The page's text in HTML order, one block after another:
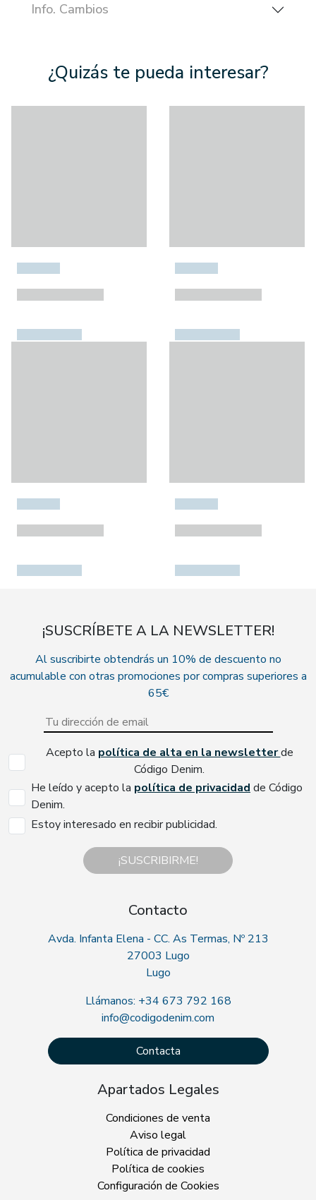
Info. Cambios
¿Quizás te pueda interesar?
¡SUSCRÍBETE A LA NEWSLETTER!
Al suscribirte obtendrás un 10% de descuento no
acumulable con otras promociones por compras superiores a
65€
Acepto la política de alta en la newsletterde
Código Denim.
He leído y acepto la política de privacidadde Código
Denim.
Estoy interesado en recibir publicidad.
¡SUSCRIBIRME!
Contacto
Avda. Infanta Elena - CC. As Termas, Nº 213
27003 Lugo
Lugo
Llámanos: +34 673 792 168
info@codigodenim.com
Contacta
Apartados Legales
Condiciones de venta
Aviso legal
Política de privacidad
Política de cookies
Configuración de Cookies